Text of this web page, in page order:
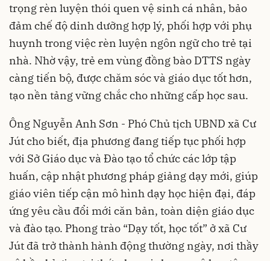
trọng rèn luyện thói quen vệ sinh cá nhân, bảo
đảm chế độ dinh dưỡng hợp lý, phối hợp với phụ
huynh trong việc rèn luyện ngôn ngữ cho trẻ tại
nhà. Nhờ vậy, trẻ em vùng đồng bào DTTS ngày
càng tiến bộ, được chăm sóc và giáo dục tốt hơn,
tạo nền tảng vững chắc cho những cấp học sau.
Ông Nguyễn Anh Sơn - Phó Chủ tịch UBND xã Cư
Jút cho biết, địa phương đang tiếp tục phối hợp
với Sở Giáo dục và Đào tạo tổ chức các lớp tập
huấn, cập nhật phương pháp giảng dạy mới, giúp
giáo viên tiếp cận mô hình dạy học hiện đại, đáp
ứng yêu cầu đổi mới căn bản, toàn diện giáo dục
và đào tạo. Phong trào “Dạy tốt, học tốt” ở xã Cư
Jút đã trở thành hành động thường ngày, nơi thầy